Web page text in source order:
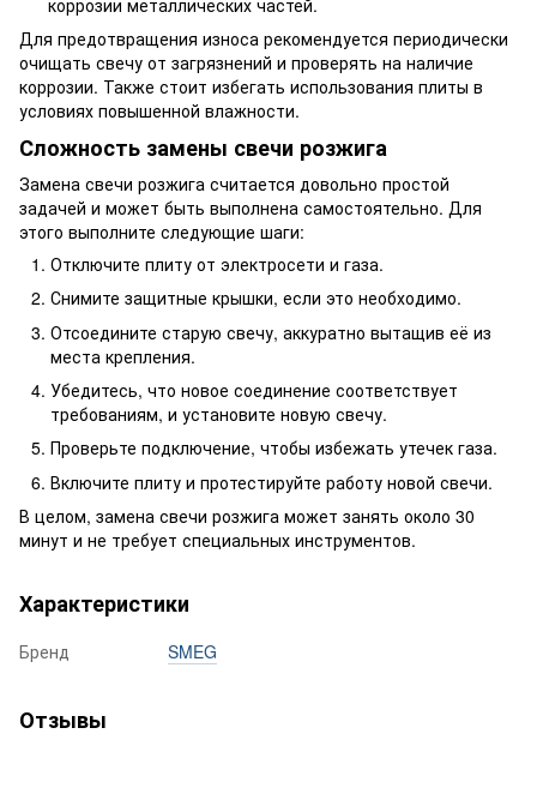
Для предотвращения износа рекомендуется периодически
очищать свечу от загрязнений и проверять на наличие
коррозии. Также стоит избегать использования плиты в
условиях повышенной влажности.
Сложность замены свечи розжига
Замена свечи розжига считается довольно простой
задачей и может быть выполнена самостоятельно. Для
этого выполните следующие шаги:
Отключите плиту от электросети и газа.
Снимите защитные крышки, если это необходимо.
Отсоедините старую свечу, аккуратно вытащив её из
места крепления.
Убедитесь, что новое соединение соответствует
требованиям, и установите новую свечу.
Проверьте подключение, чтобы избежать утечек газа.
Включите плиту и протестируйте работу новой свечи.
В целом, замена свечи розжига может занять около 30
минут и не требует специальных инструментов.
Характеристики
Бренд SMEG
Отзывы